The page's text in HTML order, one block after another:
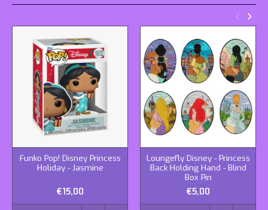
Funko Pop! Disney Princess
Holiday - Jasmine
€15,00
Loungefly Disney - Princess
Back Holding Hand - Blind
Box Pin
€5,00